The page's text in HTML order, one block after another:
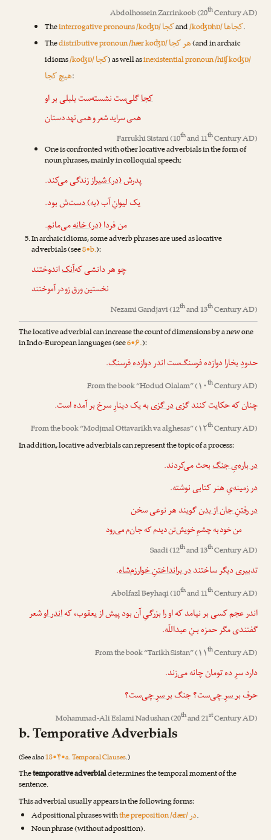
Abdolhossein Zarrinkoob(20thCentury AD)
Theinterrogative pronouns /koʤɒ/کجاand/koʤɒhɒ/کجاها.
Thedistributive pronoun /hær koʤɒ/هر کجا(and in archaic
idioms/koʤɒ/کجا) as well asinexistential pronoun /hiʧ koʤɒ/
هیچ کجا:
کجاگلی‌ست نشسته‌ست بلبلی بر او
همی سراید شعر و همی نهد دستان
Farrukhi Sistani(10thand 11thCentury AD)
One is confronted with other locative adverbials in the form of
noun phrases, mainly in colloquial speech:
پدرش(در) شیراززندگی می‌کند.
یک لیوانِ آب(به) دست‌شبود.
من فردا(در) خانهمی‌مانم.
In archaic idioms, some adverb phrases are used as locative
adverbials (see8•b.):
چو هر دانشی که‌آنکاندوختند
نخستین ورق زو در آموختند
Nezami Gandjavi(12thand 13thCentury AD)
The locative adverbial can increase the count of dimensions by a new one
in Indo-European languages (see6•۶.):
حدودِ بخارا دوازده فرسنگ‌ستاندر دوازده فرسنگ.
From the book “Hodud Olalam” (۱۰thCentury AD)
چنان که حکایت کنند گزیدر گزیبه یک دینارِ سرخ بر آمده است.
From the book “Modjmal Ottavarikh va alghesas” (۱۲thCentury AD)
In addition, locative adverbials can represent the topic of a process:
در باره‌یِ جنگبحث می‌کردند.
در زمینه‌یِ هنرکتابی نوشته.
در رفتنِ جان از بدنگویند هر نوعی سخن
من خود به چشمِ خویش‌تن دیدم که جان‌م می‌رود
Saadi(12thand 13thCentury AD)
تدبیری دیگر ساختنددر برانداختنِ خوارزم‌شاه.
Abolfazl Beyhaqi(10thand 11thCentury AD)
اندر عجم کسی بر نیامد که او را بزرگیِ آن بود پیش از یعقوب، کهاندر اوشعر
گفتندی مگر حمزه بـنِ عبداللّه.
From the book “Tarikh Sistan” (۱۱thCentury AD)
داردسرِ ده تومانچانه می‌زند.
حرفبر سرِ چی‌ست؟ جنگبر سرِ چی‌ست؟
Mohammad-Ali Eslami Nadushan(20thand 21stCentury AD)
b. Temporative Adverbials
(See also18•۴•a. Temporal Clauses.)
Thetemporative adverbialdetermines the temporal moment of the
sentence.
This adverbial usually appears in the following forms:
Adpositional phrases withthe preposition /dær/در.
Noun phrase (without adposition).